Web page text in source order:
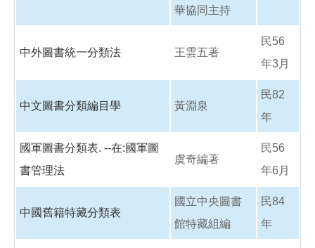
華協同主持
中外圖書統一分類法 王雲五著
民56
年3月
中文圖書分類編目學 黃淵泉
民82
年
國軍圖書分類表. --在:國軍圖
書管理法
虞奇編著
民56
年6月
中國舊籍特藏分類表
國立中央圖書
館特藏組編
民84
年